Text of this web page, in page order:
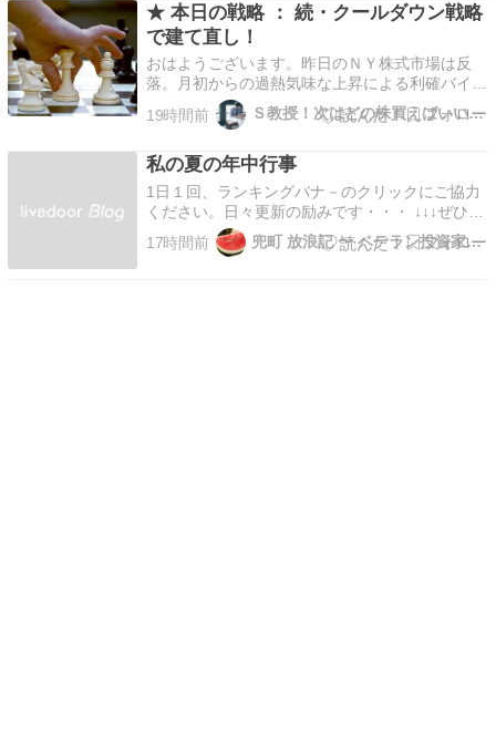
戒…
★ 本日の戦略 ： 続・クールダウン戦略
で建て直し！
おはようございます。昨日のＮＹ株式市場は反
落。月初からの過熱気味な上昇による利確バイア
スの高まり、停戦ムードを好感されてきた中東情
勢の悪化などを背景に売り優勢で寄り付くと、引
経過。個別でユナイテッドヘルス、セールスフォ
ース、ボーイングな…
19時間前 Ｓ教授！次はどの株買えばいいですか？！
私の夏の年中行事
1日１回、ランキングバナ－のクリックにご協力
ください。日々更新の励みです・・・ ↓↓↓ぜひ兜
町放浪記のエックスにお立ち寄りください！
https://twitter.com/kabutocho_ho 真夏になると必
17時間前 兜町 放浪記 〜 ベテラン投資家向け 株式情報ブログ